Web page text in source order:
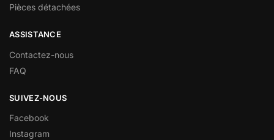
Pièces détachées
ASSISTANCE
Contactez-nous
FAQ
SUIVEZ-NOUS
Facebook
Instagram